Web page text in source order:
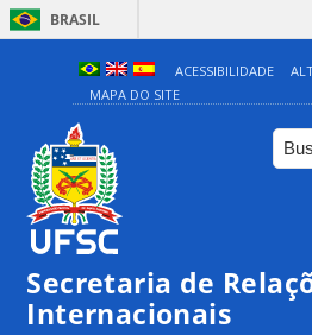
BRASIL
ACESSIBILIDADE
MAPA DO SITE
Secretaria de
Internacionais